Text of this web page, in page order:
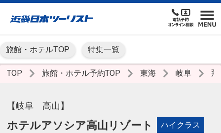
旅館・ホテルTOP 特集一覧
TOP 旅館・ホテル予約TOP 東海 岐阜
【岐阜 高山】
ホテルアソシア高山リゾート ハイクラス